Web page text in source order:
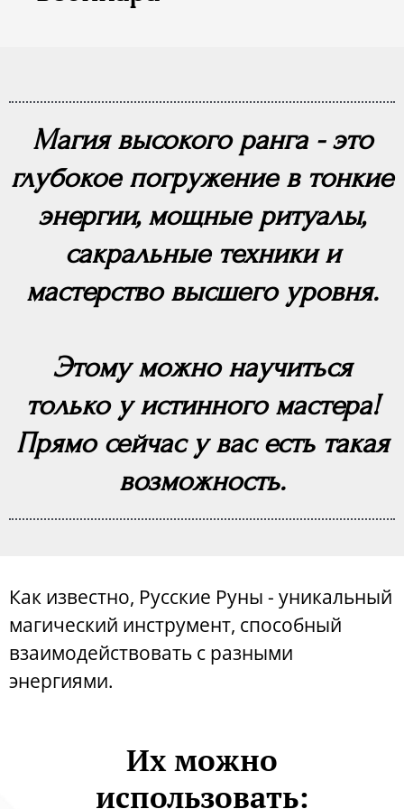
Магия высокого ранга - это
глубокое погружение в тонкие
энергии, мощные ритуалы,
сакральные техники и
мастерство высшего уровня.
Этому можно научиться
только у истинного мастера!
Прямо сейчас у вас есть такая
возможность.
Как известно, Русские Руны - уникальный
магический инструмент, способный
взаимодействовать с разными
энергиями.
Их можно
использовать: